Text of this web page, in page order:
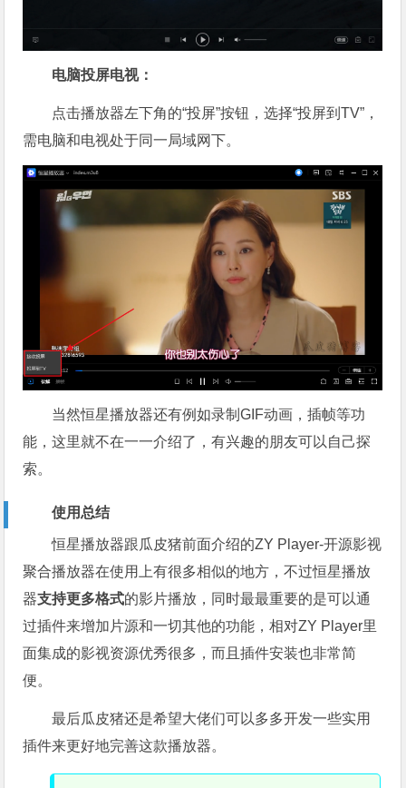
电脑投屏电视：
点击播放器左下角的“投屏”按钮，选择“投屏到TV”，
需电脑和电视处于同一局域网下。
当然恒星播放器还有例如录制GIF动画，插帧等功
能，这里就不在一一介绍了，有兴趣的朋友可以自己探
索。
使用总结
恒星播放器跟瓜皮猪前面介绍的ZY Player-开源影视
聚合播放器在使用上有很多相似的地方，不过恒星播放
器支持更多格式的影片播放，同时最最重要的是可以通
过插件来增加片源和一切其他的功能，相对ZY Player里
面集成的影视资源优秀很多，而且插件安装也非常简
便。
最后瓜皮猪还是希望大佬们可以多多开发一些实用
插件来更好地完善这款播放器。